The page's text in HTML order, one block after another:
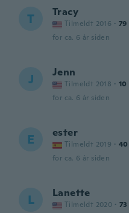
T Tracy
Tilmeldt 2016 · 79
for ca. 6 år siden
J Jenn
Tilmeldt 2018 · 10
for ca. 6 år siden
E ester
Tilmeldt 2019 · 40
for ca. 6 år siden
L Lanette
Tilmeldt 2020 · 73